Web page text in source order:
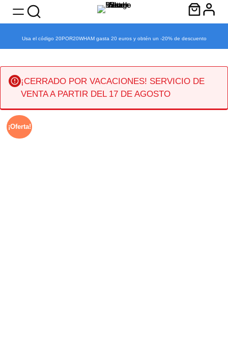
¡CERRADO POR VACACIONES! SERVICIO DE
VENTA A PARTIR DEL 17 DE AGOSTO
Skip
Usa el código 20POR20WHAM gasta 20 euros y obtén un -20% de descuento
¡Oferta!